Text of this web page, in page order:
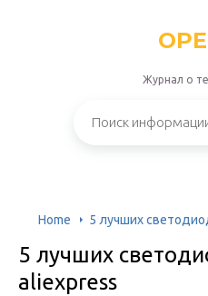
Журнал о
Home 5 лучших
5 лучших
aliexpress